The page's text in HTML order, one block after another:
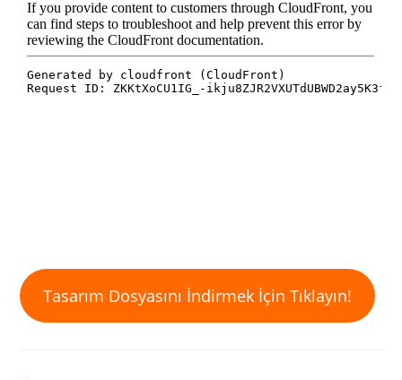
Tasarım Dosyasını İndirmek İçin Tıklayın!